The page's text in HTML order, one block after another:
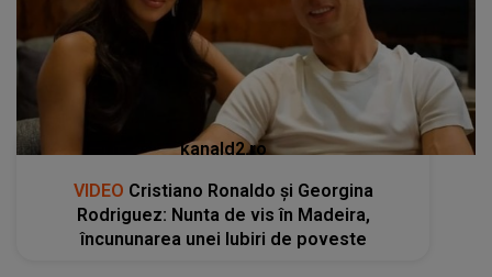
kanald2.ro
VIDEO Cristiano Ronaldo și Georgina
Rodriguez: Nunta de vis în Madeira,
încununarea unei Iubiri de poveste